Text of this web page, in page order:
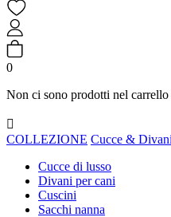
0
Non ci sono prodotti nel carrello

COLLEZIONE Cucce & Divani
Cucce di lusso
Divani per cani
Cuscini
Sacchi nanna